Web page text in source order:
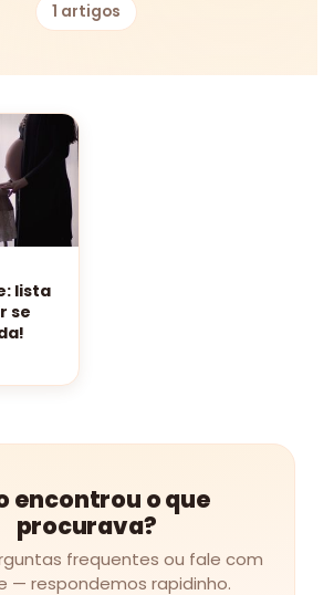
1 artigos
lista
se
encontrou o que
procurava?
frequentes ou fale com
— respondemos rapidinho.